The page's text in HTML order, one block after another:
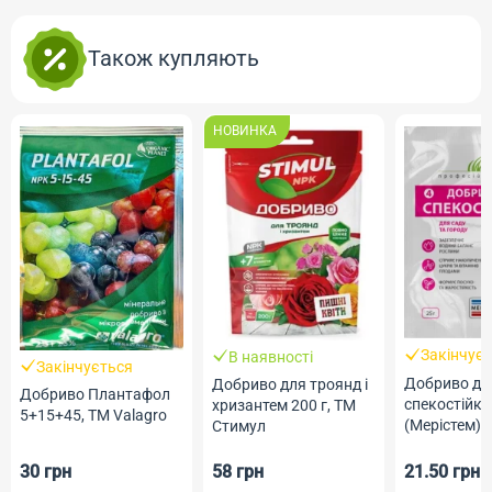
Також купляють
Закінчується
Добриво Плантафол
5+15+45, ТМ Valagro
30 грн
НОВИНКА
В наявності
Добриво для троянд і
хризантем 200 г, ТМ
Стимул
58 грн
Добриво
(Мерістем)
21.50 грн